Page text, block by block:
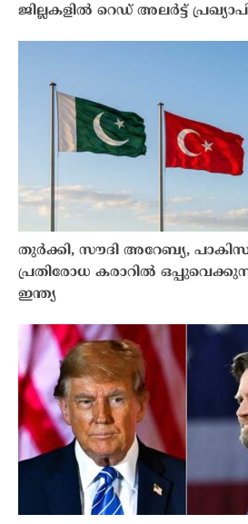
ജില്ലകളിൽ റെഡ് അലർട്ട്
തുർക്കി, സൗദി അറേബ്യ,
പ്രതിരോധ കരാറിൽ
ഇന്ത്യ